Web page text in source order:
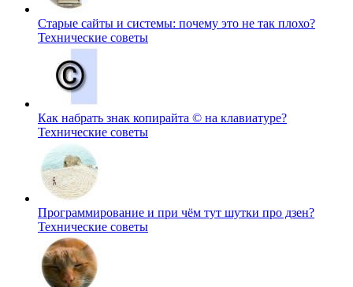
Старые сайты и системы: почему это не так плохо?
Технические советы
Как набрать знак копирайта © на клавиатуре?
Технические советы
Программирование и при чём тут шутки про дзен?
Технические советы